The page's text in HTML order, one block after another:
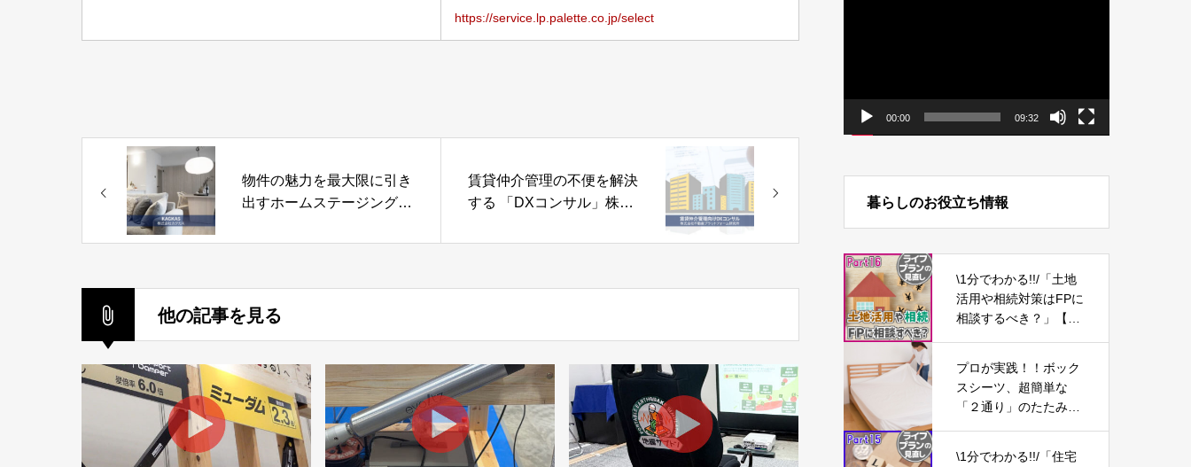
https://service.lp.palette.co.jp/select
物件の魅力を最大限に引き
出すホームステージング
グカス
賃貸仲介管理の不便を解決
する 「DXコンサル」株式
ム研究所
他の記事を見る
00:00 09:32
暮らしのお役立ち情報
\1分でわかる!!/「土地
活用や相続対策はFPに
相談するべき？」【ラ
プロが実践！！ボック
スシーツ、超簡単な
「２通り」のたたみ
\1分でわかる!!/「住宅